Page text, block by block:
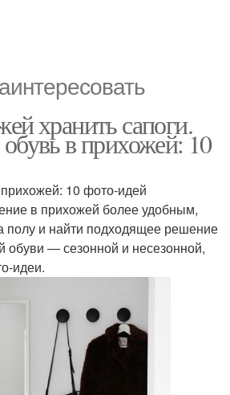
хранить сапоги.
в прихожей: 10
10 фото-идей
в прихожей более удобным,
полу и найти подходящее решение
обуви — сезонной и несезонной,
идеи.